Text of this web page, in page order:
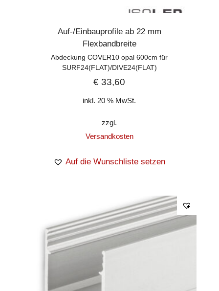
Auf-/Einbauprofile ab 22 mm
Flexbandbreite
Abdeckung COVER10 opal 600cm für
SURF24(FLAT)/DIVE24(FLAT)
€ 33,60
inkl. 20 % MwSt.
zzgl.
Versandkosten
Auf die Wunschliste setzen